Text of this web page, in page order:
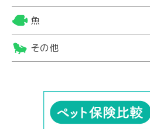
魚
その他